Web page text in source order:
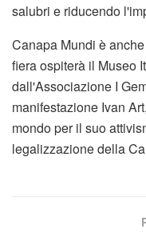
salubri e riducendo
Canapa Mundi è
fiera ospiterà il Museo
dall'Associazione I
manifestazione Ivan
mondo per il suo
legalizzazione della